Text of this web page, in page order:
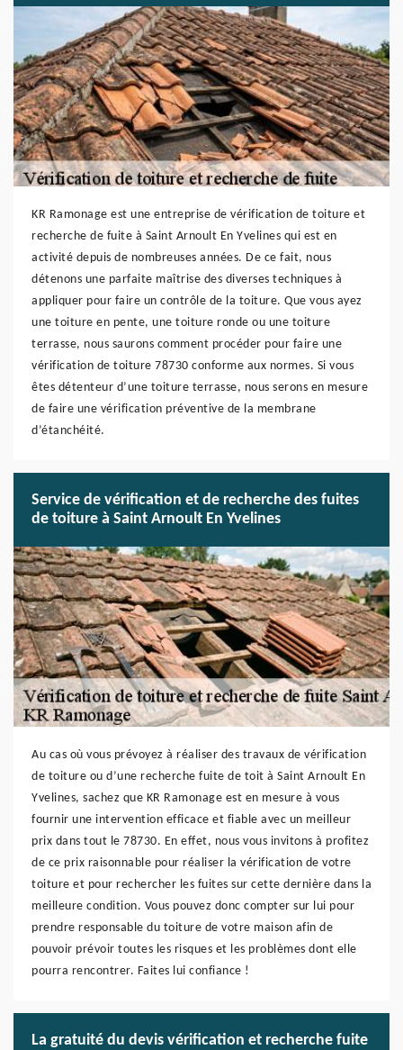
KR Ramonage est une entreprise de vérification de toiture et
recherche de fuite à Saint Arnoult En Yvelines qui est en
activité depuis de nombreuses années. De ce fait, nous
détenons une parfaite maîtrise des diverses techniques à
appliquer pour faire un contrôle de la toiture. Que vous ayez
une toiture en pente, une toiture ronde ou une toiture
terrasse, nous saurons comment procéder pour faire une
vérification de toiture 78730 conforme aux normes. Si vous
êtes détenteur d’une toiture terrasse, nous serons en mesure
de faire une vérification préventive de la membrane
d’étanchéité.
Service de vérification et de recherche des fuites
de toiture à Saint Arnoult En Yvelines
Au cas où vous prévoyez à réaliser des travaux de vérification
de toiture ou d’une recherche fuite de toit à Saint Arnoult En
Yvelines, sachez que KR Ramonage est en mesure à vous
fournir une intervention efficace et fiable avec un meilleur
prix dans tout le 78730. En effet, nous vous invitons à profitez
de ce prix raisonnable pour réaliser la vérification de votre
toiture et pour rechercher les fuites sur cette dernière dans la
meilleure condition. Vous pouvez donc compter sur lui pour
prendre responsable du toiture de votre maison afin de
pouvoir prévoir toutes les risques et les problèmes dont elle
pourra rencontrer. Faites lui confiance !
La gratuité du devis vérification et recherche fuite